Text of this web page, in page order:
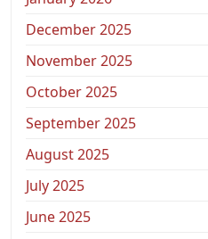
December 2025
November 2025
October 2025
September 2025
August 2025
July 2025
June 2025